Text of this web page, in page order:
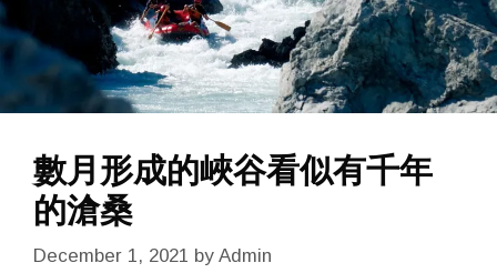
數月形成的峽谷看似有千年
的滄桑
December 1, 2021 by Admin